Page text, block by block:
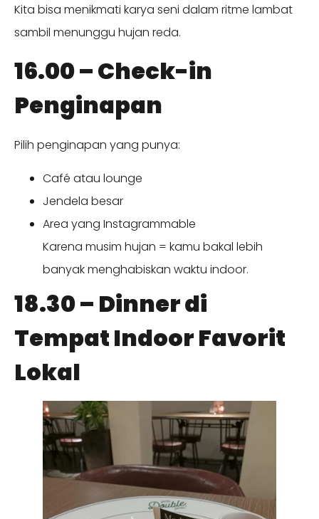
Kita bisa menikmati karya seni dalam ritme lambat
sambil menunggu hujan reda.
16.00 – Check-in
Penginapan
Pilih penginapan yang punya:
Café atau lounge
Jendela besar
Area yang Instagrammable
Karena musim hujan = kamu bakal lebih
banyak menghabiskan waktu indoor.
18.30 – Dinner di
Tempat Indoor Favorit
Lokal